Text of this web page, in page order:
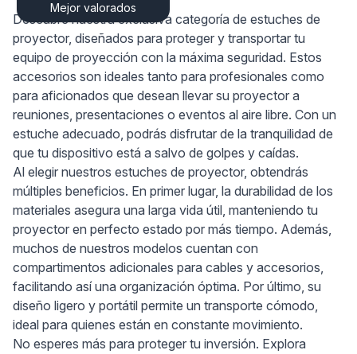
Mejor valorados
Descubre nuestra exclusiva categoría de estuches de
proyector, diseñados para proteger y transportar tu
equipo de proyección con la máxima seguridad. Estos
accesorios son ideales tanto para profesionales como
para aficionados que desean llevar su proyector a
reuniones, presentaciones o eventos al aire libre. Con un
estuche adecuado, podrás disfrutar de la tranquilidad de
que tu dispositivo está a salvo de golpes y caídas.
Al elegir nuestros estuches de proyector, obtendrás
múltiples beneficios. En primer lugar, la durabilidad de los
materiales asegura una larga vida útil, manteniendo tu
proyector en perfecto estado por más tiempo. Además,
muchos de nuestros modelos cuentan con
compartimentos adicionales para cables y accesorios,
facilitando así una organización óptima. Por último, su
diseño ligero y portátil permite un transporte cómodo,
ideal para quienes están en constante movimiento.
No esperes más para proteger tu inversión. Explora